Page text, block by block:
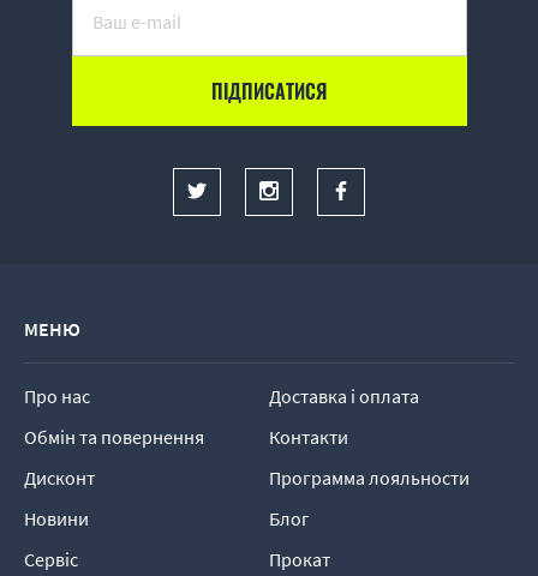
МЕНЮ
Про нас
Доставка і оплата
Обмін та повернення
Контакти
Дисконт
Программа лояльности
Новини
Блог
Сервіс
Прокат